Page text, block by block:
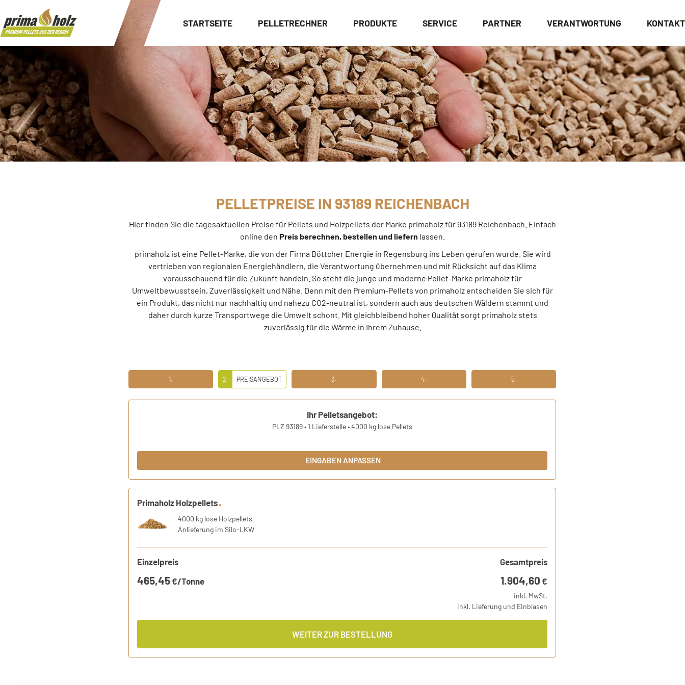
STARTSEITE PELLETRECHNER PRODUKTE SERVICE PARTNER VERANTWORTUNG KONTAKT
PELLETPREISE IN 93189 REICHENBACH
Hier finden Sie die tagesaktuellen Preise für Pellets und Holzpellets der Marke primaholz für 93189 Reichenbach. Einfach
online den Preis berechnen, bestellen und liefern lassen.
primaholz ist eine Pellet-Marke, die von der Firma Böttcher Energie in Regensburg ins Leben gerufen wurde. Sie wird
vertrieben von regionalen Energiehändlern, die Verantwortung übernehmen und mit Rücksicht auf das Klima
vorausschauend für die Zukunft handeln. So steht die junge und moderne Pellet-Marke primaholz für
Umweltbewusstsein, Zuverlässigkeit und Nähe. Denn mit den Premium-Pellets von primaholz entscheiden Sie sich für
ein Produkt, das nicht nur nachhaltig und nahezu CO2-neutral ist, sondern auch aus deutschen Wäldern stammt und
daher durch kurze Transportwege die Umwelt schont. Mit gleichbleibend hoher Qualität sorgt primaholz stets
zuverlässig für die Wärme in Ihrem Zuhause.
ERSTENS PREISRECHNER
1. ZWEITENS PREISANGEBOT
2. PREISANGEBOT DRITTENS IHRE DATEN
3. VIERTENS DATEN PRÜFEN
4. FÜNFTENS FERTIG
5.
Ihr Pelletsangebot:
PLZ 93189• 1 Lieferstelle•4000 kg lose Pellets
EINGABEN ANPASSEN
1 Produkt
Primaholz Holzpellets
Holzpellets entsprechend der DIN-Norm ENplus-A1
4000 kg lose Holzpellets
Anlieferung im Silo-LKW
Einzelpreis
465,45€/Tonne
Gesamtpreis
1.904,60 €
inkl. MwSt.
inkl. Lieferung und Einblasen
WEITER ZUR BESTELLUNG